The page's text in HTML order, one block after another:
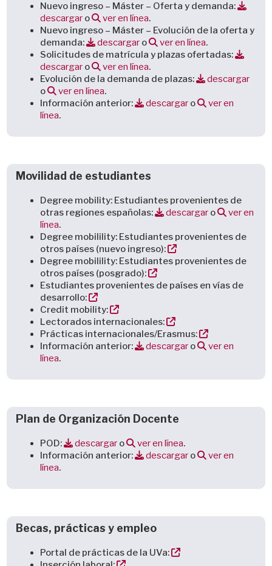
Nuevo ingreso – Máster – Oferta y demanda:
descargar o ver en línea.
Nuevo ingreso – Máster – Evolución de la oferta y
demanda:
descargar o ver en línea.
Solicitudes de matrícula y plazas ofertadas:
descargar o ver en línea.
Evolución de la demanda de plazas:
descargar
o
ver en línea.
Información anterior:
descargar o
ver en
línea.
Movilidad de estudiantes
Degree mobility: Estudiantes provenientes de
otras regiones españolas:
descargar o
ver en
línea.
Degree mobilility: Estudiantes provenientes de
otros países (nuevo ingreso):
Degree mobilility: Estudiantes provenientes de
otros países (posgrado):
Estudiantes provenientes de países en vías de
desarrollo:
Credit mobility:
Lectorados internacionales:
Prácticas internacionales/Erasmus:
Información anterior:
descargar o
ver en
línea.
Plan de Organización Docente
POD: descargar o ver en línea.
Información anterior:
descargar o
ver en
línea.
Becas, prácticas y empleo
Portal de prácticas de la UVa: